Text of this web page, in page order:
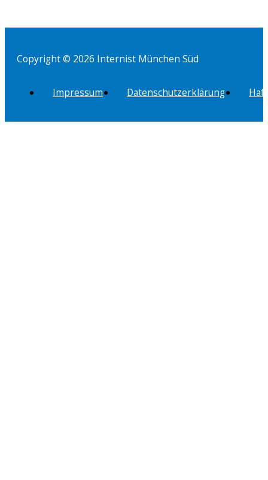
Copyright © 2026 Internist München Süd
Impressum Datenschutzerklärung